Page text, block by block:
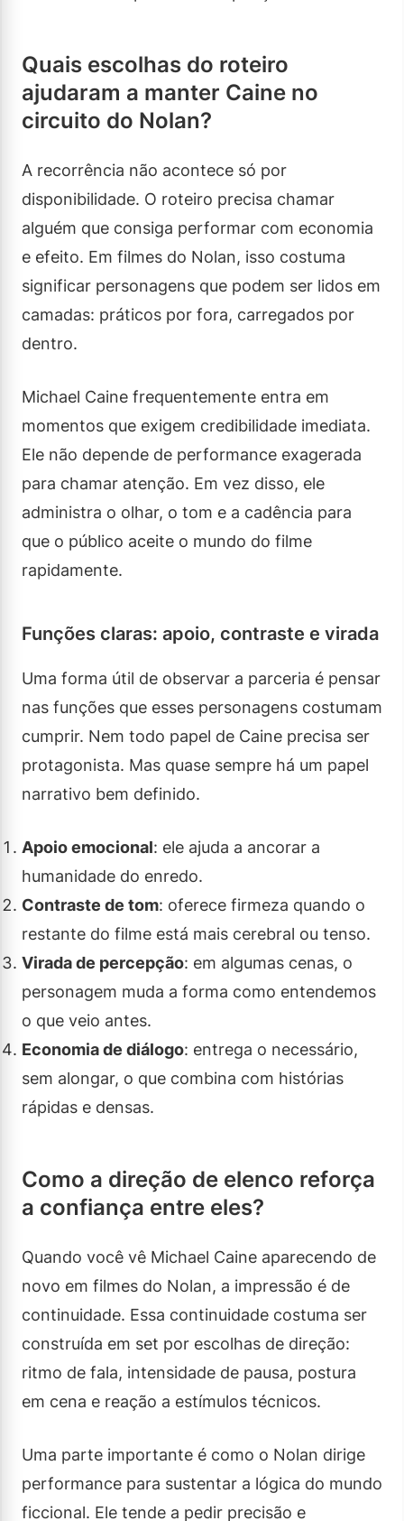
Quais escolhas do roteiro
ajudaram a manter Caine no
circuito do Nolan?
A recorrência não acontece só por
disponibilidade. O roteiro precisa chamar
alguém que consiga performar com economia
e efeito. Em filmes do Nolan, isso costuma
significar personagens que podem ser lidos em
camadas: práticos por fora, carregados por
dentro.
Michael Caine frequentemente entra em
momentos que exigem credibilidade imediata.
Ele não depende de performance exagerada
para chamar atenção. Em vez disso, ele
administra o olhar, o tom e a cadência para
que o público aceite o mundo do filme
rapidamente.
Funções claras: apoio, contraste e virada
Uma forma útil de observar a parceria é pensar
nas funções que esses personagens costumam
cumprir. Nem todo papel de Caine precisa ser
protagonista. Mas quase sempre há um papel
narrativo bem definido.
Apoio emocional: ele ajuda a ancorar a
humanidade do enredo.
Contraste de tom: oferece firmeza quando o
restante do filme está mais cerebral ou tenso.
Virada de percepção: em algumas cenas, o
personagem muda a forma como entendemos
o que veio antes.
Economia de diálogo: entrega o necessário,
sem alongar, o que combina com histórias
rápidas e densas.
Como a direção de elenco reforça
a confiança entre eles?
Quando você vê Michael Caine aparecendo de
novo em filmes do Nolan, a impressão é de
continuidade. Essa continuidade costuma ser
construída em set por escolhas de direção:
ritmo de fala, intensidade de pausa, postura
em cena e reação a estímulos técnicos.
Uma parte importante é como o Nolan dirige
performance para sustentar a lógica do mundo
ficcional. Ele tende a pedir precisão e